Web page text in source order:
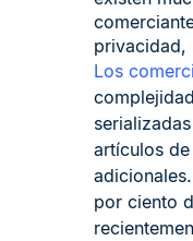
privacidad,
Los
artículos
por ciento